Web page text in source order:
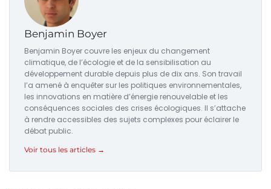
Benjamin Boyer
Benjamin Boyer couvre les enjeux du changement
climatique, de l’écologie et de la sensibilisation au
développement durable depuis plus de dix ans. Son travail
l’a amené à enquêter sur les politiques environnementales,
les innovations en matière d’énergie renouvelable et les
conséquences sociales des crises écologiques. Il s’attache
à rendre accessibles des sujets complexes pour éclairer le
débat public.
Voir tous les articles →